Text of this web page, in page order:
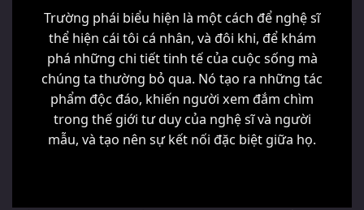
Trường phái biểu hiện là một cách để nghệ sĩ
thể hiện cái tôi cá nhân, và đôi khi, để khám
phá những chi tiết tinh tế của cuộc sống mà
chúng ta thường bỏ qua. Nó tạo ra những tác
phẩm độc đáo, khiến người xem đắm chìm
trong thế giới tư duy của nghệ sĩ và người
mẫu, và tạo nên sự kết nối đặc biệt giữa họ.